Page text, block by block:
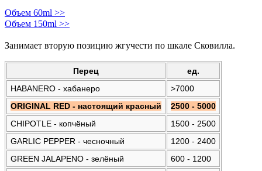
Объем 60ml >>
Объем 150ml >>
Занимает вторую позицию жгучести по шкале Сковилла.
Перец
ед.
HABANERO - хабанеро
>7000
ORIGINAL RED - настоящий красный
2500 - 5000
CHIPOTLE - копчёный
1500 - 2500
GARLIC PEPPER - чесночный
1200 - 2400
GREEN JALAPENO - зелёный
600 - 1200